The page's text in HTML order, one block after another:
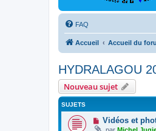
FAQ
Accueil Accueil du
HYDRALAGOU
Nouveau sujet
SUJETS
Vidéos et